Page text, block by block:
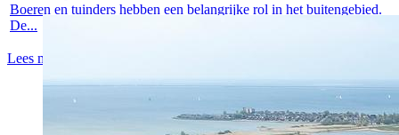
Boeren en tuinders hebben een belangrijke rol in het buitengebied.
De...
Lees meer